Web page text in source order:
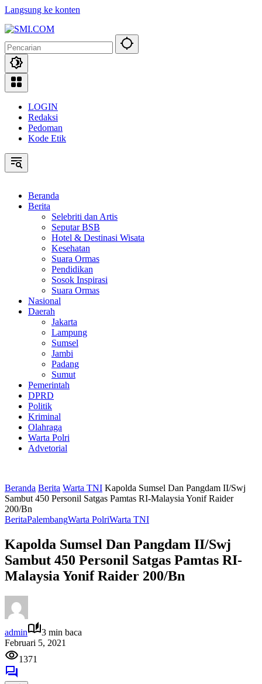
Langsung ke konten
LOGIN
Redaksi
Pedoman
Kode Etik
Beranda
Berita
Selebriti dan Artis
Seputar BSB
Hotel & Destinasi Wisata
Kesehatan
Suara Ormas
Pendidikan
Sosok Inspirasi
Suara Ormas
Nasional
Daerah
Jakarta
Lampung
Sumsel
Jambi
Padang
Sumut
Pemerintah
DPRD
Politik
Kriminal
Olahraga
Warta Polri
Advetorial
Beranda Berita Warta TNI Kapolda Sumsel Dan Pangdam II/Swj
Sambut 450 Personil Satgas Pamtas RI-Malaysia Yonif Raider
200/Bn
BeritaPalembangWarta PolriWarta TNI
Kapolda Sumsel Dan Pangdam II/Swj
Sambut 450 Personil Satgas Pamtas RI-
Malaysia Yonif Raider 200/Bn
admin
3 min baca
Februari 5, 2021
1371